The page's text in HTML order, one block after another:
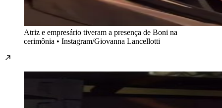
Atriz e empresário tiveram a presença de Boni na
cerimônia • Instagram/Giovanna Lancellotti